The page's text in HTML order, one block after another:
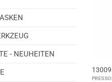
- NEUHEITEN